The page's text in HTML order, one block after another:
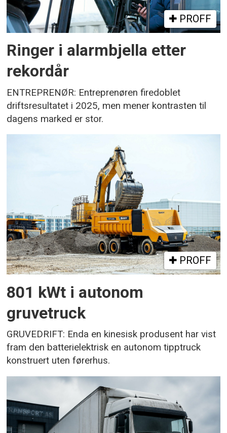
PROFF
Ringer i alarmbjella etter
rekordår
ENTREPRENØR: Entreprenøren firedoblet
driftsresultatet i 2025, men mener kontrasten til
dagens marked er stor.
PROFF
801 kWt i autonom
gruvetruck
GRUVEDRIFT: Enda en kinesisk produsent har vist
fram den batterielektrisk en autonom tipptruck
konstruert uten førerhus.